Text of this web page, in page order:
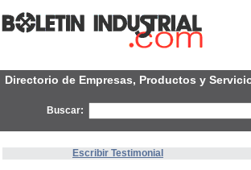
Directorio de Empresas, Productos y
Buscar:
Escribir Testimonial